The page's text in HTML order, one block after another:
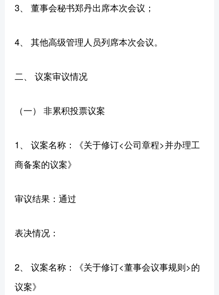
3、 董事会秘书郑丹出席本次会议；
4、 其他高级管理人员列席本次会议。
二、 议案审议情况
（一） 非累积投票议案
1、 议案名称：《关于修订<公司章程>并办理工
商备案的议案》
审议结果：通过
表决情况：
2、 议案名称：《关于修订<董事会议事规则>的
议案》